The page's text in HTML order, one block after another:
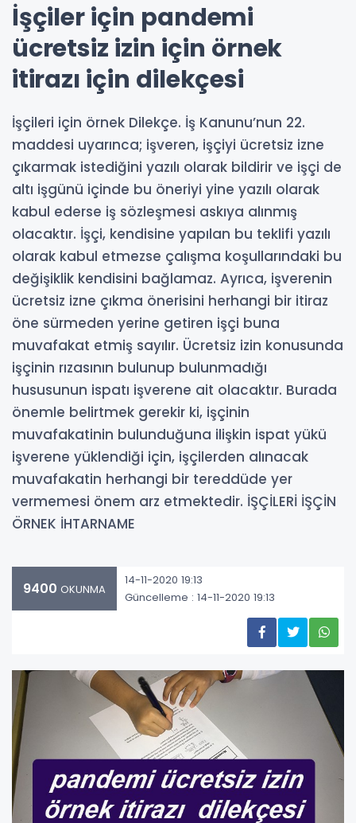
İşçiler için pandemi
ücretsiz izin için örnek
itirazı için dilekçesi
İşçileri için örnek Dilekçe. İş Kanunu’nun 22.
maddesi uyarınca; işveren, işçiyi ücretsiz izne
çıkarmak istediğini yazılı olarak bildirir ve işçi de
altı işgünü içinde bu öneriyi yine yazılı olarak
kabul ederse iş sözleşmesi askıya alınmış
olacaktır. İşçi, kendisine yapılan bu teklifi yazılı
olarak kabul etmezse çalışma koşullarındaki bu
değişiklik kendisini bağlamaz. Ayrıca, işverenin
ücretsiz izne çıkma önerisini herhangi bir itiraz
öne sürmeden yerine getiren işçi buna
muvafakat etmiş sayılır. Ücretsiz izin konusunda
işçinin rızasının bulunup bulunmadığı
hususunun ispatı işverene ait olacaktır. Burada
önemle belirtmek gerekir ki, işçinin
muvafakatinin bulunduğuna ilişkin ispat yükü
işverene yüklendiği için, işçilerden alınacak
muvafakatin herhangi bir tereddüde yer
vermemesi önem arz etmektedir. İŞÇİLERİ İŞÇİN
ÖRNEK İHTARNAME
9400 OKUNMA
14-11-2020 19:13
Güncelleme : 14-11-2020 19:13